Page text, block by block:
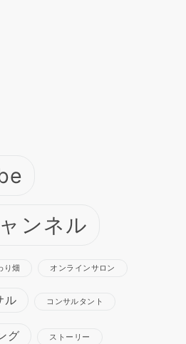
ンネル
り畑 オンラインサロン
ル コンサルタント
グ ストーリー